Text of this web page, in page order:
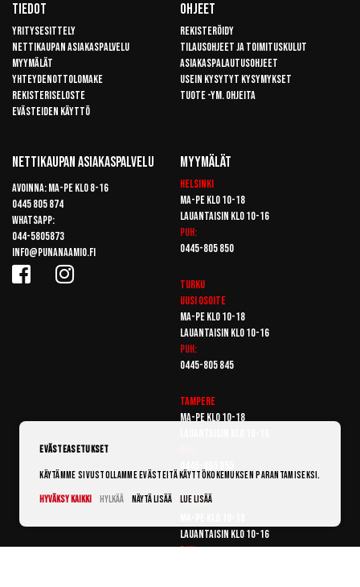
Tiedot
Yritysesittely
Nettikaupan asiakaspalvelu
Myymälät
Yhteydenottolomake
Rekisteriseloste
Evästeiden käyttö
Ohjeet
Rekisteröidy
Tilausohjeet ja toimituskulut
Asiakaspalautusohjeet
Usein kysytyt kysymykset
Tuote -ym. ohjeita
Nettikaupan Asiakaspalvelu
Avoinna: Ma-pe klo 8-16
0445 805 874
Whatsapp:
044-5805873
info@punanaamio.fi
Myymälät
Helsinki
Ma-pe klo 10-18
Lauantaisin klo 10-16
Puh:
0445-805 850
Turku
Uusi osoite
Ma-pe klo 10-18
Lauantaisin klo 10-16
Puh:
0445-805 845
Tampere
Ma-pe klo 10-18
Vantaa
Lauantaisin klo 10-16
Puh:
Evästeasetukset
Käytämme sivustollamme evästeitä käyttökokemuksen parantamiseksi.
Hyväksy kaikki
Hylkää Näytä lisää Lue lisää